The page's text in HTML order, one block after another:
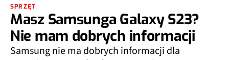
SPRZĘT
Masz Samsunga Galaxy S23?
Nie mam dobrych informacji
Samsung nie ma dobrych informacji dla